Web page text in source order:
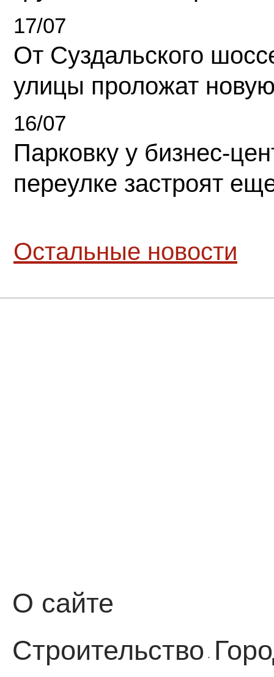
17/07
От Суздальского
улицы проложат
16/07
Парковку у бизнес-
переулке застроят
Остальные новости
О сайте
Строительство ·